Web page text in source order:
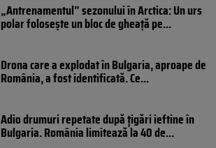
„Antrenamentul” sezonului în Arctica: Un urs
polar folosește un bloc de gheață pe...
Drona care a explodat în Bulgaria, aproape de
România, a fost identificată. Ce...
Adio drumuri repetate după țigări ieftine în
Bulgaria. România limitează la 40 de...